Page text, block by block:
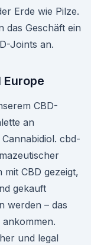
Erde wie Pilze.
das Geschäft ein
Joints an.
Europe
CBD-
an
cbd-
CBD gezeigt,
gekauft
werden – das
und legal